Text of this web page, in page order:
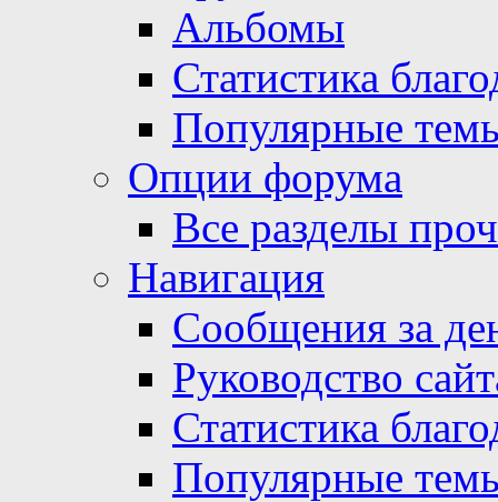
Альбомы
Статистика
Популярные
Опции форума
Все разделы
Навигация
Сообщения за
Руководство
Статистика
Популярные